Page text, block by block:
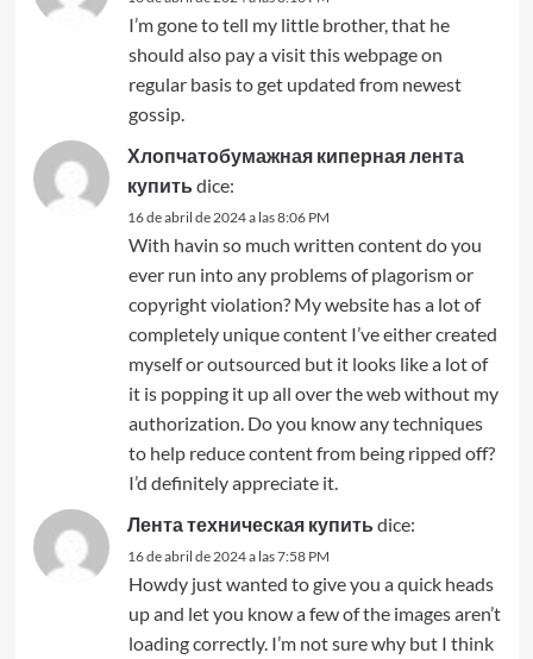
I’m gone to tell my little brother, that he
should also pay a visit this webpage on
regular basis to get updated from newest
gossip.
Хлопчатобумажная киперная лента
купить dice:
16 de abril de 2024 a las 8:06 PM
With havin so much written content do you
ever run into any problems of plagorism or
copyright violation? My website has a lot of
completely unique content I’ve either created
myself or outsourced but it looks like a lot of
it is popping it up all over the web without my
authorization. Do you know any techniques
to help reduce content from being ripped off?
I’d definitely appreciate it.
Лента техническая купить dice:
16 de abril de 2024 a las 7:58 PM
Howdy just wanted to give you a quick heads
up and let you know a few of the images aren’t
loading correctly. I’m not sure why but I think